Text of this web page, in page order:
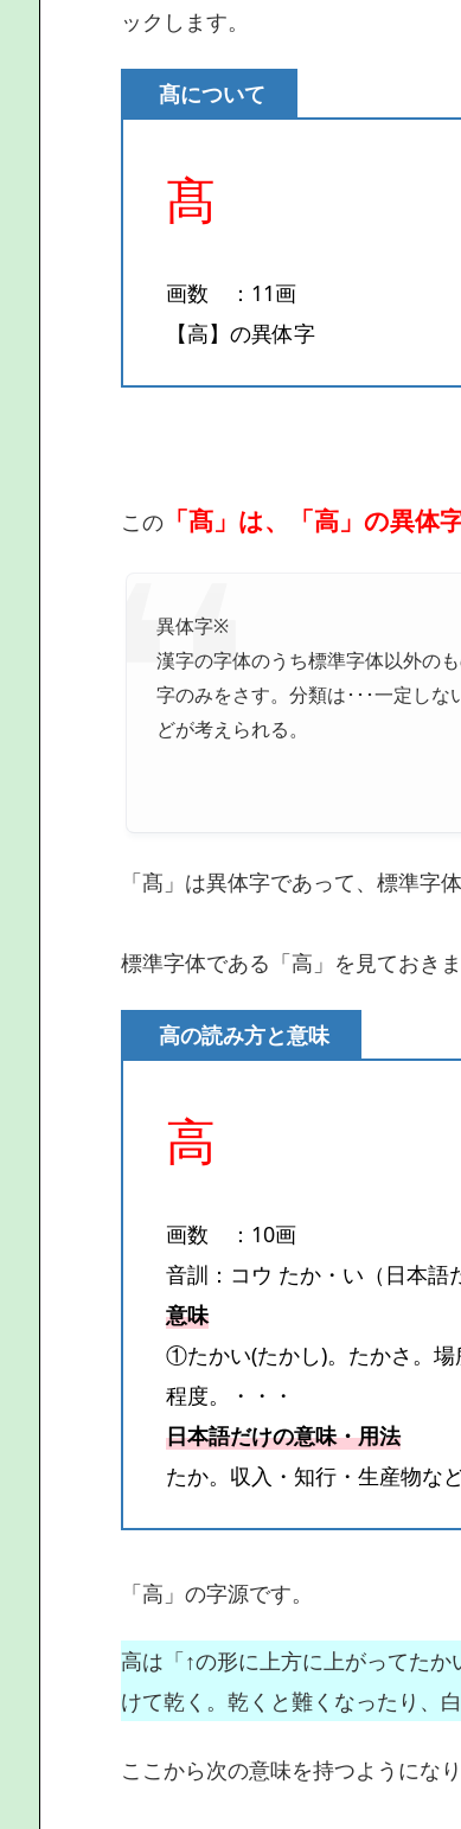
ックします。
髙について
髙
画数 ：11画
【高】の異体字
この 「髙」は、「高」の異体
異体字※
漢字の字体のうち標準字体以外の
字のみをさす。分類は･･･一定し
どが考えられる。
「髙」は異体字であって、標準字
標準字体である「高」を見ておきま
高の読み方と意味
高
画数 ：10画
音訓：コウ たか・い（日本語
意味
①たかい(たかし)。たかさ。
程度。・・・
日本語だけの意味・用法
たか。収入・知行・生産物な
「高」の字源です。
高は「↑の形に上方に上がってた
けて乾く。乾くと難くなったり、
ここから次の意味を持つようになり